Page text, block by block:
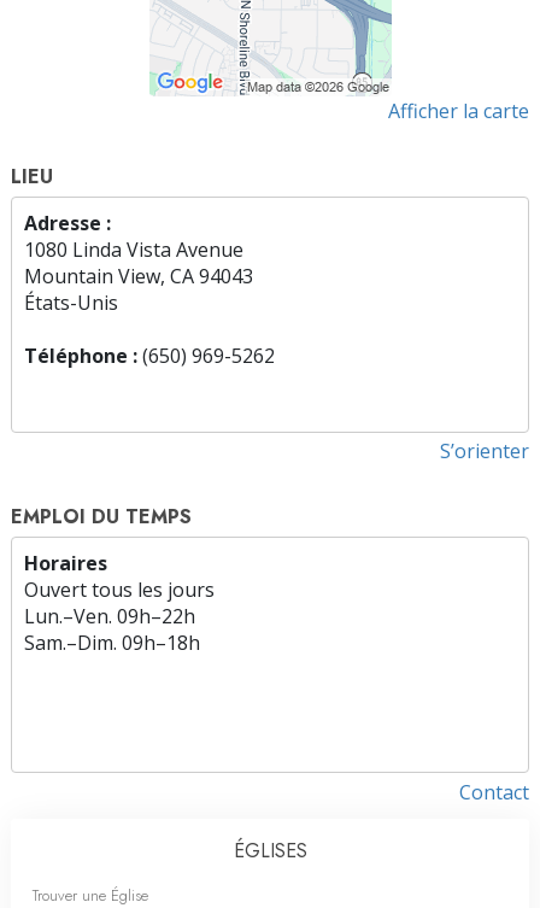
Afficher la carte
LIEU
Adresse :
1080 Linda Vista Avenue
Mountain View, CA 94043
États-Unis
Téléphone :(650) 969-5262
S’orienter
EMPLOI DU TEMPS
Horaires
Ouvert tous les jours
Lun.–Ven. 09h–22h
Sam.–Dim. 09h–18h
Contact
ÉGLISES
Trouver une Église